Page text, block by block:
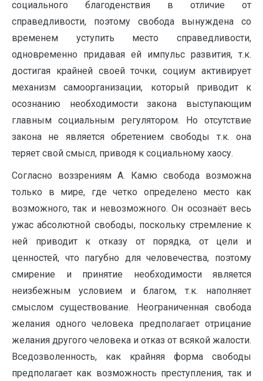
социального благоденствия в отличие от
справедливости, поэтому свобода вынуждена со
временем уступить место справедливости,
одновременно придавая ей импульс развития, т.к.
достигая крайней своей точки, социум активирует
механизм самоорганизации, который приводит к
осознанию необходимости закона выступающим
главным социальным регулятором. Но отсутствие
закона не является обретением свободы т.к. она
теряет свой смысл, приводя к социальному хаосу.
Согласно воззрениям А. Камю свобода возможна
только в мире, где четко определено место как
возможного, так и невозможного. Он осознаёт весь
ужас абсолютной свободы, поскольку стремление к
ней приводит к отказу от порядка, от цели и
ценностей, что пагубно для человечества, поэтому
смирение и принятие необходимости является
неизбежным условием и благом, т.к. наполняет
смыслом существование. Неограниченная свобода
желания одного человека предполагает отрицание
желания другого человека и отказ от всякой жалости.
Вседозволенность, как крайняя форма свободы
предполагает как возможность преступления, так и